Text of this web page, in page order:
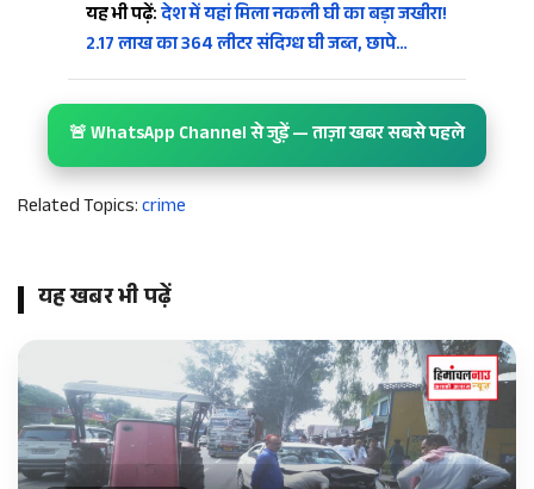
यह भी पढ़ें:देश में यहां मिला नकली घी का बड़ा जखीरा!
2.17 लाख का 364 लीटर संदिग्ध घी जब्त, छापे…
🚨 WhatsApp Channel से जुड़ें — ताज़ा खबर सबसे पहले
Related Topics:crime
यह खबर भी पढ़ें